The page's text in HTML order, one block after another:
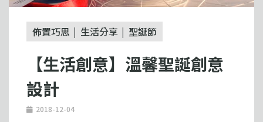
佈置巧思 生活分享 聖誕節
【生活創意】溫馨聖誕創意
設計
2018-12-04